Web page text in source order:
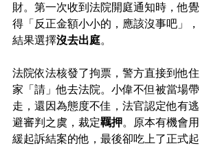
財。第一次收到法院開庭通知時，他覺
得「反正金額小小的，應該沒事吧」，
結果選擇沒去出庭。
法院依法核發了拘票，警方直接到他住
家「請」他去法院。小偉不但被當場帶
走，還因為態度不佳，法官認定他有逃
避審判之虞，裁定羈押。原本有機會用
緩起訴結案的他，最後卻吃上了正式起